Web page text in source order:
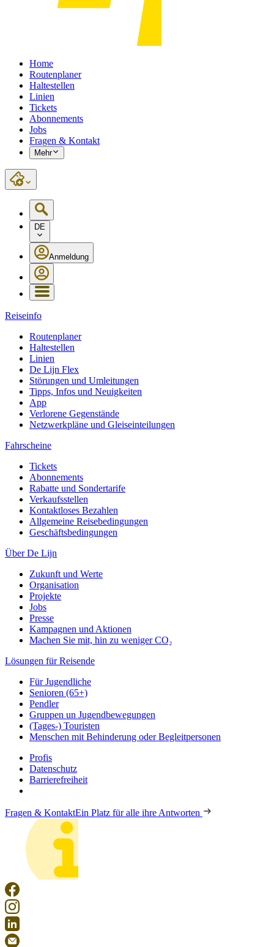
Home
Routenplaner
Haltestellen
Linien
Tickets
Abonnements
Jobs
Fragen & Kontakt
Mehr
DE
Anmeldung
Reiseinfo
Routenplaner
Haltestellen
Linien
De Lijn Flex
Störungen und Umleitungen
Tipps, Infos und Neuigkeiten
App
Verlorene Gegenstände
Netzwerkpläne und Gleiseinteilungen
Fahrscheine
Tickets
Abonnements
Rabatte und Sondertarife
Verkaufsstellen
Kontaktloses Bezahlen
Allgemeine Reisebedingungen
Geschäftsbedingungen
Über De Lijn
Zukunft und Werte
Organisation
Projekte
Jobs
Presse
Kampagnen und Aktionen
Machen Sie mit, hin zu weniger CO₂
Lösungen für Reisende
Für Jugendliche
Senioren (65+)
Pendler
Gruppen un Jugendbewegungen
(Tages-) Touristen
Menschen mit Behinderung oder Begleitpersonen
Profis
Datenschutz
Barrierefreiheit
Fragen & KontaktEin Platz für alle ihre Antworten